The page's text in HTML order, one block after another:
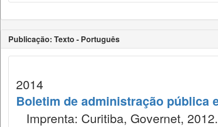
Publicação: Texto - Português
2014
Boletim de administração pública
Imprenta: Curitiba, Governet, 2012.